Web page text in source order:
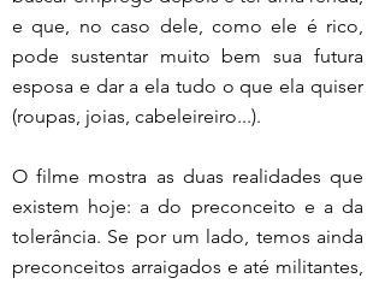
e que, no caso dele, como ele é rico,
pode sustentar muito bem sua futura
esposa e dar a ela tudo o que ela quiser
(roupas, joias, cabeleireiro...).
O filme mostra as duas realidades que
existem hoje: a do preconceito e a da
tolerância. Se por um lado, temos ainda
preconceitos arraigados e até militantes,